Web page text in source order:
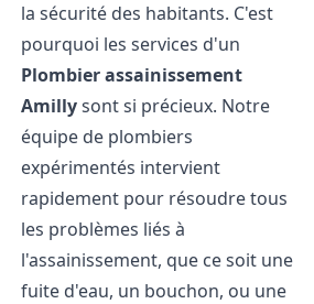
la sécurité des habitants. C'est
pourquoi les services d'un
Plombier assainissement
Amillysont si précieux. Notre
équipe de plombiers
expérimentés intervient
rapidement pour résoudre tous
les problèmes liés à
l'assainissement, que ce soit une
fuite d'eau, un bouchon, ou une